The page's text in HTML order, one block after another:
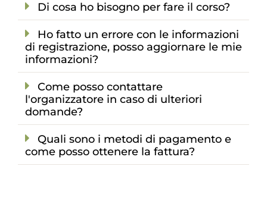
Di cosa ho bisogno per fare il corso?
Ho fatto un errore con le informazioni
di registrazione, posso aggiornare le mie
informazioni?
Come posso contattare
l'organizzatore in caso di ulteriori
domande?
Quali sono i metodi di pagamento e
come posso ottenere la fattura?